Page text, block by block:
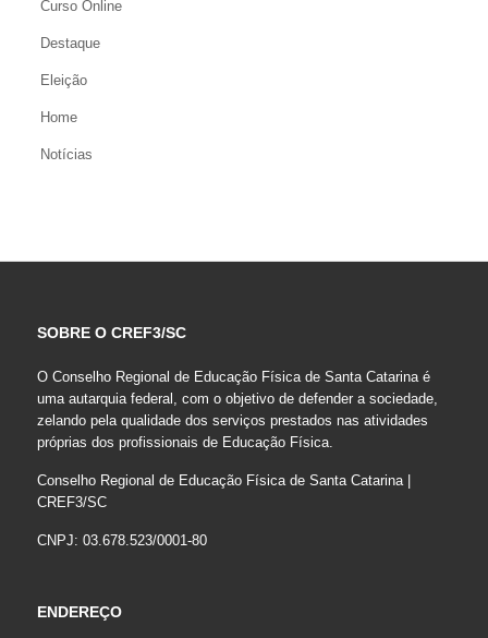
Curso Online
Destaque
Eleição
Home
Notícias
SOBRE O CREF3/SC
O Conselho Regional de Educação Física de Santa Catarina é
uma autarquia federal, com o objetivo de defender a sociedade,
zelando pela qualidade dos serviços prestados nas atividades
próprias dos profissionais de Educação Física.
Conselho Regional de Educação Física de Santa Catarina |
CREF3/SC
CNPJ: 03.678.523/0001-80
ENDEREÇO